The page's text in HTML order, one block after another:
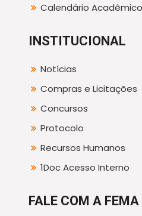
Calendário
INSTITUCIONAL
Notícias
Compras e Licitações
Concursos
Protocolo
Recursos Humanos
1Doc Acesso Interno
FALE COM A FEMA